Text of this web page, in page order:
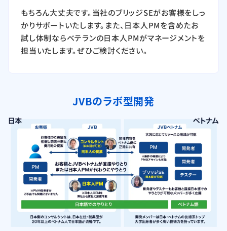
もちろん大丈夫です。当社のブリッジSEがお客様をしっ
かりサポートいたします。また、日本人PMを含めたお
試し体制ならベテランの日本人PMがマネージメントを
担当いたします。ぜひご検討ください。
JVBのラボ型開発